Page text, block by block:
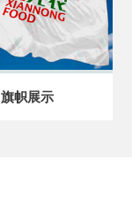
旗帜展示